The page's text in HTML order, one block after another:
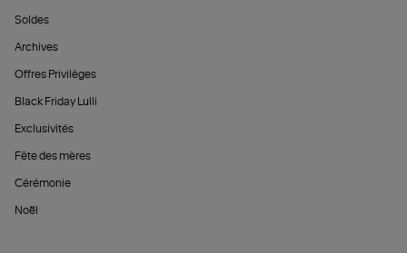
Soldes
Archives
Offres Privilèges
Black Friday Lulli
Exclusivités
Fête des mères
Cérémonie
Noël